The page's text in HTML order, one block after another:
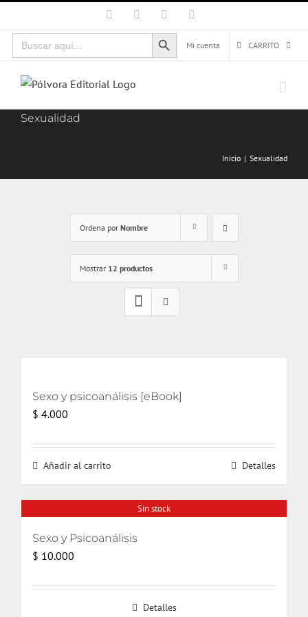
al
contenido
Facebook Instagram
Buscar:
Botón de búsqueda
Mi cuenta
CARRITO
Sexualidad
Inicio Sexualidad
Ordena por Nombre
Mostrar 12 productos
Sexo y psicoanálisis [eBook]
$ 4.000
Añadir al carrito Detalles
Sin stock
Sexo y Psicoanálisis
$ 10.000
Detalles